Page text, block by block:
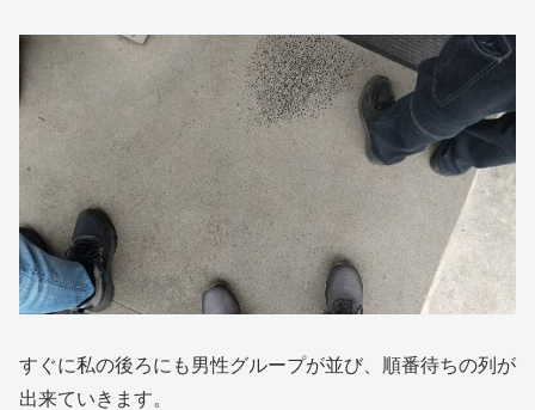
すぐに私の後ろにも男性グループが並び、順番待ちの列が
出来ていきます。